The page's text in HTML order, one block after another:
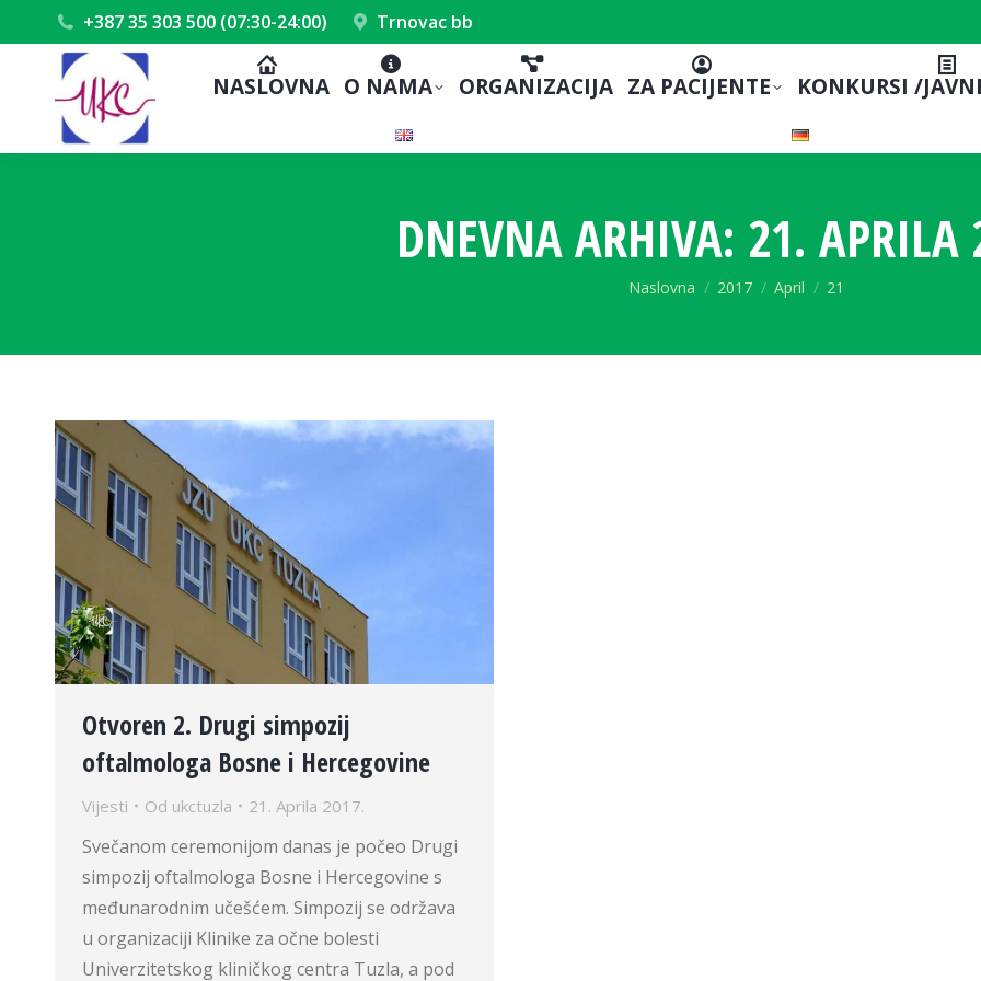
+387 35 303 500 (07:30-24:00) Trnovac bb
NASLOVNA O NAMA ORGANIZACIJA ZA PACIJENTE KONKURSI /
DNEVNA ARHIVA: 21. APRILA
You are here:
Naslovna 2017 April 21
Otvoren 2. Drugi simpozij
oftalmologa Bosne i Hercegovine
Vijesti Od ukctuzla 21. Aprila 2017.
Svečanom ceremonijom danas je počeo Drugi
simpozij oftalmologa Bosne i Hercegovine s
međunarodnim učešćem. Simpozij se održava
u organizaciji Klinike za očne bolesti
Univerzitetskog kliničkog centra Tuzla, a pod